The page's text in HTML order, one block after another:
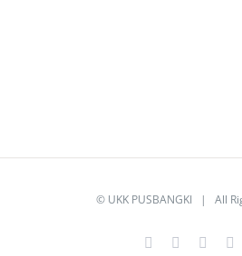
© UKK PUSBANGKI | All
Facebook
Twitter